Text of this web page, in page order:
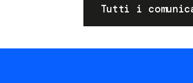
Tutti i